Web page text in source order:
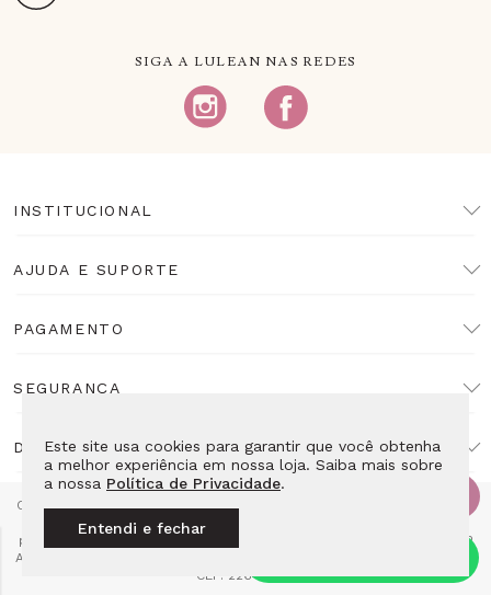
Este site usa cookies para garantir que você obtenha
a melhor experiência em nossa loja. Saiba mais sobre
a nossa Política de Privacidade.
Entendi e fechar
SIGA A LULEAN NAS REDES
INSTITUCIONAL
AJUDA E SUPORTE
PAGAMENTO
SEGURANÇA
DESENVOLVIMENTO
Copyright Lulean. Todos os direitos reservados. Proibida reprodução
total ou parcial. Preços e estoque sujeitos a alteração sem aviso
prévio. Razão Social: LL10 Relojoaria Ltda - CNPJ: 14.495.839/0001-52
Av das Americas 4666 Loja 115E2 - Barra da Tijuca Rio de Janeiro - RJ
CEP: 22640-102